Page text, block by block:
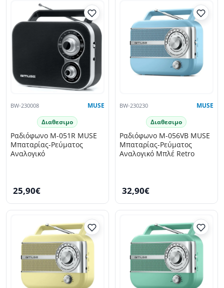
BW-230008 MUSE
Διαθεσιμο
Ραδιόφωνο M-051R MUSE
Μπαταρίας-Ρεύματος
Αναλογικό
25,90€
BW-230230 MUSE
Διαθεσιμο
Ραδιόφωνο M-056VB MUSE
Μπαταρίας-Ρεύματος
Αναλογικό Μπλέ Retro
32,90€